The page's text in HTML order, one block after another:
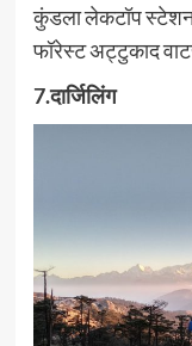
कुंडला लेकटॉप स्टेशन
फॉरेस्ट अट्टुकाद
7.दार्जिलिंग